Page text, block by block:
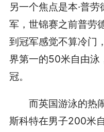
另一个焦点是本·普
军，世锦赛之前普劳
到冠军感觉不算冷门
界第一的50米自由泳
冠。
而英国游泳的热
斯科特在男子200米